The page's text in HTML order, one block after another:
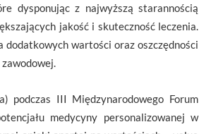
dysponując z najwyższą starannością
jakość i skuteczność leczenia.
wartości oraz oszczędności
podczas III Międzynarodowego Forum
medycyny personalizowanej w